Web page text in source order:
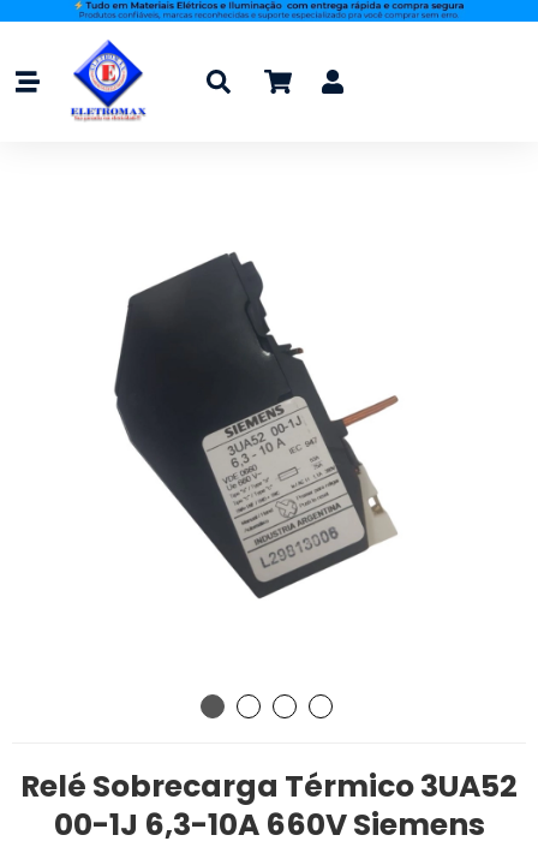
Relé Sobrecarga Térmico 3UA52
00-1J 6,3-10A 660V Siemens